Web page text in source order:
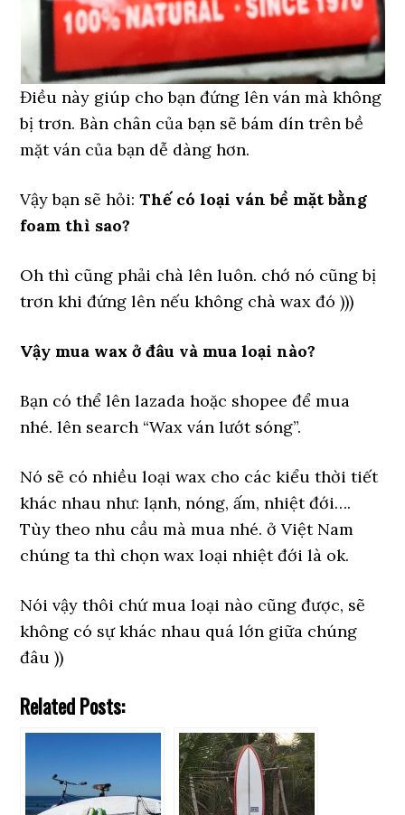
Điều này giúp cho bạn đứng lên ván mà không
bị trơn. Bàn chân của bạn sẽ bám dín trên bề
mặt ván của bạn dễ dàng hơn.
Vậy bạn sẽ hỏi:Thế có loại ván bề mặt bằng
foam thì sao?
Oh thì cũng phải chà lên luôn. chớ nó cũng bị
trơn khi đứng lên nếu không chà wax đó )))
Vậy mua wax ở đâu và mua loại nào?
Bạn có thể lên lazada hoặc shopee để mua
nhé. lên search “Wax ván lướt sóng”.
Nó sẽ có nhiều loại wax cho các kiểu thời tiết
khác nhau như: lạnh, nóng, ấm, nhiệt đới….
Tùy theo nhu cầu mà mua nhé. ở Việt Nam
chúng ta thì chọn wax loại nhiệt đới là ok.
Nói vậy thôi chứ mua loại nào cũng được, sẽ
không có sự khác nhau quá lớn giữa chúng
đâu ))
Related Posts: